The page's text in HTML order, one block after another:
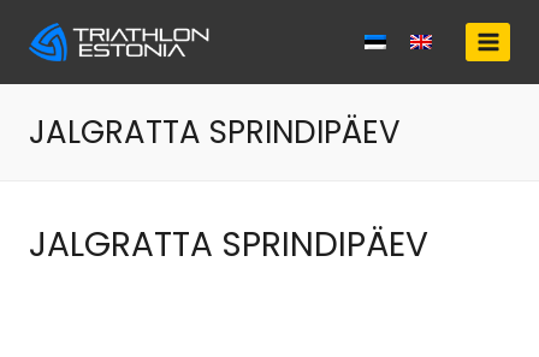
JALGRATTA SPRINDIPÄEV
JALGRATTA SPRINDIPÄEV